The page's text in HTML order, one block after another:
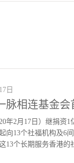
日
脉相连基金
年2月17日）继捐
向13个社福机构及6
13个长期服务香港